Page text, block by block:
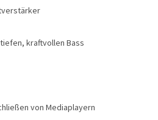
kraftvollen Bass
von Mediaplayern